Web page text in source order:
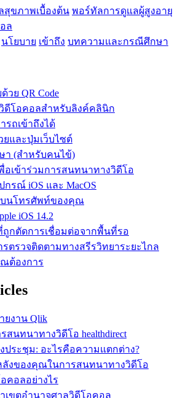
สุขภาพเบื้องต้น พอร์ทัลการดูแลผู้สูงอายุ
ล
นโยบาย เข้าถึง บทความและกรณีศึกษา
ย QR Code
วิดีโอคอลสำหรับลิงค์คลินิก
รถเข้าถึงได้
ยและปุ่มเว็บไซต์
า (สำหรับคนไข้)
อเข้าร่วมการสนทนาทางวิดีโอ
กรณ์ iOS และ MacOS
บนโทรศัพท์ของคุณ
iOS 14.2
กตัดการเชื่อมต่อจากพื้นที่รอ
ตรวจติดตามทางสรีรวิทยาระยะไกล
ต้องการ
ยงาน Qlik
สนทนาทางวิดีโอ healthdirect
ระชุม: อะไรคือความแตกต่าง?
ลังของคุณในการสนทนาทางวิดีโอ
คอลอย่างไร
ขตอำนาจศาลวิดีโอคอล